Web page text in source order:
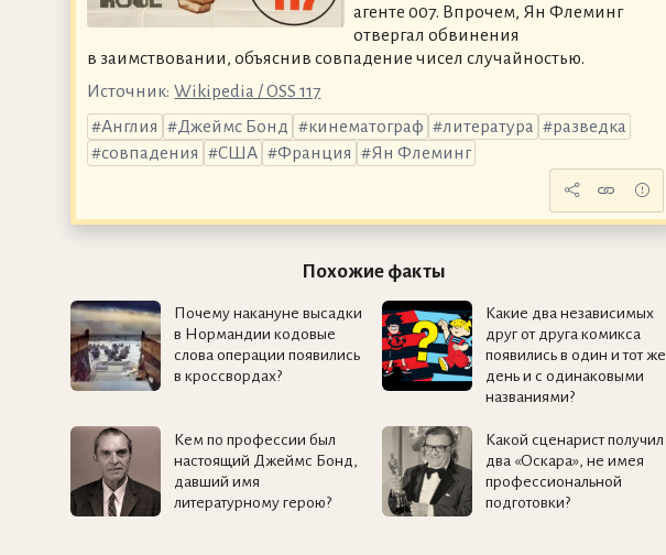
агенте 007. Впрочем, Ян Флеминг
отвергал обвинения
в заимствовании, объяснив совпадение чисел случайностью.
Источник: Wikipedia / OSS 117
Англия
Джеймс Бонд кинематограф литература
разведка
совпадения
США Франция Ян Флеминг
Похожие факты
Почему накануне высадки
в Нормандии кодовые
слова операции появились
в кроссвордах?
Какие два независимых
друг от друга комикса
появились в один и тот же
день и с одинаковыми
названиями?
Кем по профессии был
настоящий Джеймс Бонд,
давший имя
литературному герою?
Какой сценарист получил
два «Оскара», не имея
профессиональной
подготовки?